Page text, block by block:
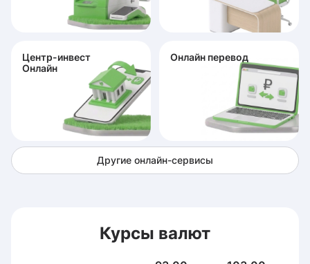
Центр-инвест
Онлайн
Онлайн перевод
Другие онлайн-сервисы
Курсы валют